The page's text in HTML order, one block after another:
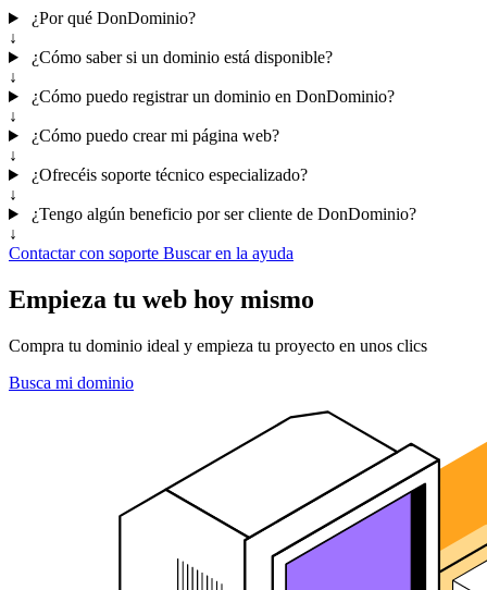
¿Por qué DonDominio?
↓
¿Cómo saber si un dominio está disponible?
↓
¿Cómo puedo registrar un dominio en DonDominio?
↓
¿Cómo puedo crear mi página web?
↓
¿Ofrecéis soporte técnico especializado?
↓
¿Tengo algún beneficio por ser cliente de DonDominio?
↓
Contactar con soporte Buscar en la ayuda
Empieza tu web hoy mismo
Compra tu dominio ideal y empieza tu proyecto en unos clics
Busca mi dominio